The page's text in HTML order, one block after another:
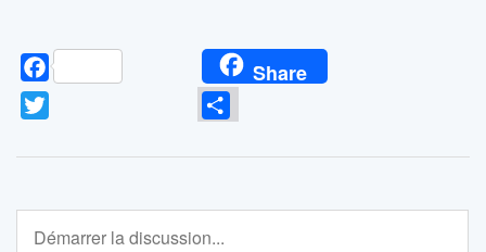
Facebook Share
Partager